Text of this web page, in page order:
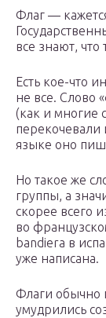
Флаг —
все знают,
Есть кое-что
не все. Слово
(как и многие
перекочевали
языке оно
Но такое же
группы, а
скорее всего
во
bandiera в
уже написана.
Флаги обычно
умудрились